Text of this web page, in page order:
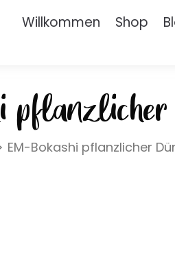
Willkommen Shop
EM-Bokashi pflanzlicher